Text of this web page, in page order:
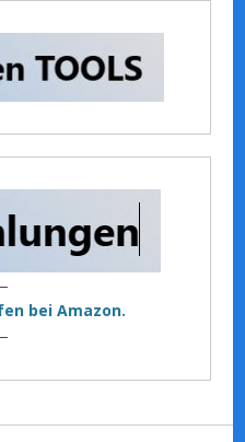
bei Amazon.